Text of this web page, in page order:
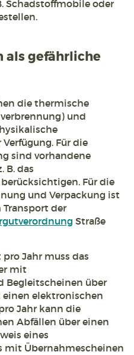
Schadstoffmobile oder
als gefährliche
die thermische
und
Für die
sind vorhandene
B. das
Für die
und Verpackung ist
Transport der
Straße
Jahr muss das
mit
Begleitscheinen über
einen elektronischen
Jahr kann die
Abfällen über einen
eines
mit Übernahmescheinen